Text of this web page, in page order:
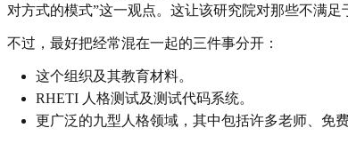
对方式的模式”这一观点。这让该研究院对那些不满足
不过，最好把经常混在一起的三件事分开：
这个组织及其教育材料。
RHETI 人格测试及测试代码系统。
更广泛的九型人格领域，其中包括许多老师、免